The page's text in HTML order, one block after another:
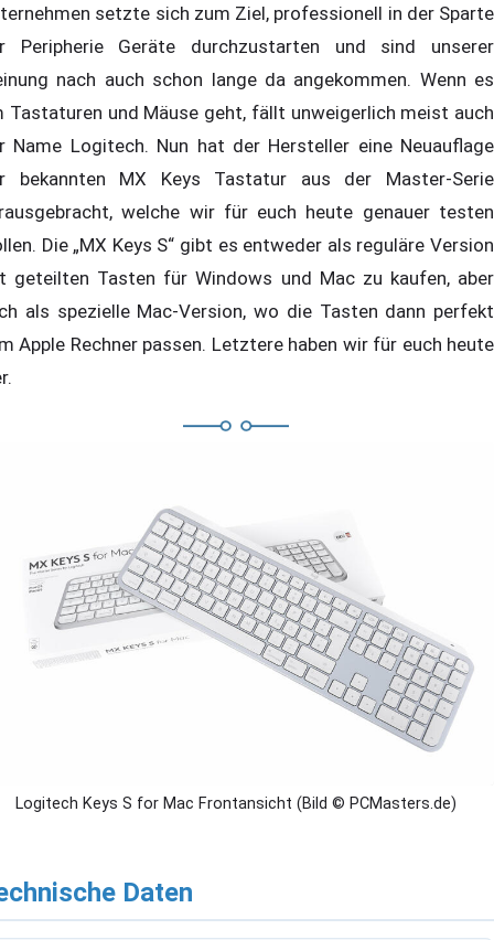
setzte sich zum Ziel, professionell in der Sparte
Peripherie Geräte durchzustarten und sind unserer
nach auch schon lange da angekommen. Wenn es
Tastaturen und Mäuse geht, fällt unweigerlich meist auch
Name Logitech. Nun hat der Hersteller eine Neuauflage
bekannten MX Keys Tastatur aus der Master-Serie
welche wir für euch heute genauer testen
Die „MX Keys S“ gibt es entweder als reguläre Version
geteilten Tasten für Windows und Mac zu kaufen, aber
als spezielle Mac-Version, wo die Tasten dann perfekt
Apple Rechner passen. Letztere haben wir für euch heute
Logitech Keys S for Mac Frontansicht (Bild © PCMasters.de)
Daten